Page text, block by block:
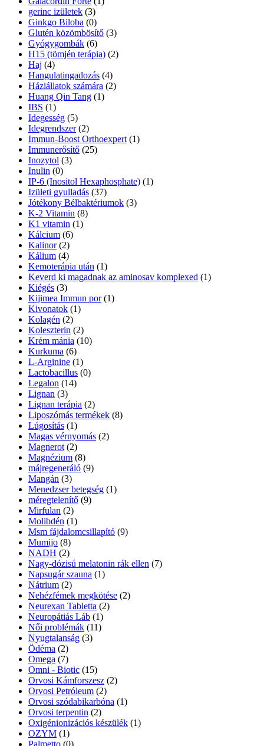
gerinc izületek (3)
Ginkgo Biloba (0)
Glutén közömbösítő (3)
Gyógygombák (6)
H15 (tömjén terápia) (2)
Haj (4)
Hangulatingadozás (4)
Háziállatok számára (2)
Huang Qin Tang (1)
IBS (1)
Idegesség (5)
Idegrendszer (2)
Immun-Boost Orthoexpert (1)
Immunerősítő (25)
Inozytol (3)
Inulin (0)
IP-6 (Inositol Hexaphosphate) (1)
Izületi gyulladás (37)
Jótékony Bélbaktériumok (3)
K-2 Vitamin (8)
K1 vitamin (1)
Kálcium (6)
Kalinor (2)
Kálium (4)
Kemoterápia után (1)
Keverd ki magadnak az aminosav komplexed (1)
Kiégés (3)
Kijimea Immun por (1)
Kivonatok (1)
Kolagén (2)
Koleszterin (2)
Krém mánia (10)
Kurkuma (6)
L-Arginine (1)
Lactobacillus (0)
Legalon (14)
Lignan (3)
Lignan terápia (2)
Liposzómás termékek (8)
Lúgosítás (1)
Magas vérnyomás (2)
Magnerot (2)
Magnézium (8)
májregeneráló (9)
Mangán (3)
Menedzser betegség (1)
méregtelenítő (9)
Mirfulan (2)
Molibdén (1)
Msm fájdalomcsillapító (9)
Mumijo (8)
NADH (2)
Nagy-dózisú melatonin rák ellen (7)
Napsugár szauna (1)
Nátrium (2)
Nehézfémek megkötése (2)
Neurexan Tabletta (2)
Neuropátiás Láb (1)
Női problémák (11)
Nyugtalanság (3)
Ödéma (2)
Omega (7)
Omni - Biotic (15)
Orvosi Kámforszesz (2)
Orvosi Petróleum (2)
Orvosi szódabikarbóna (1)
Orvosi terpentin (2)
Oxigénionizációs készülék (1)
OZYM (1)